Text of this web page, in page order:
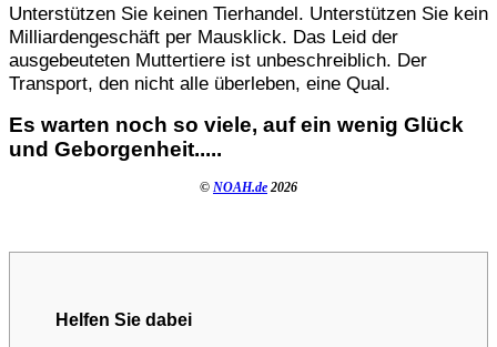
Unterstützen Sie keinen Tierhandel. Unterstützen Sie kein
Milliardengeschäft per Mausklick. Das Leid der
ausgebeuteten Muttertiere ist unbeschreiblich. Der
Transport, den nicht alle überleben, eine Qual.
Es warten noch so viele, auf ein wenig Glück
und Geborgenheit.....
© NOAH.de 2026
Helfen Sie dabei